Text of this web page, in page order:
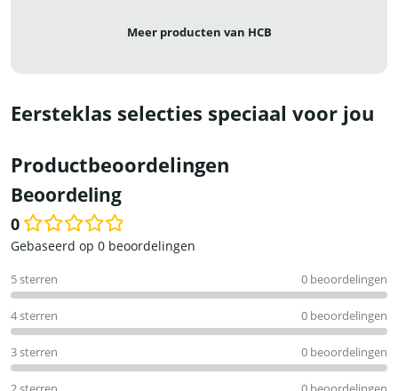
Meer producten van HCB
Eersteklas selecties speciaal voor jou
Productbeoordelingen
Beoordeling
0
Waardering
uit
5
Gebaseerd op 0 beoordelingen
5 sterren 0 beoordelingen
4 sterren 0 beoordelingen
3 sterren 0 beoordelingen